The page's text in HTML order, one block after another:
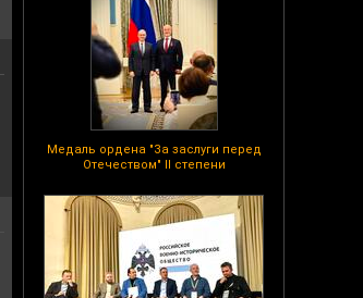
Медаль ордена "За заслуги перед
Отечеством" II степени